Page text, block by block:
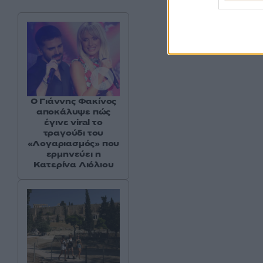
Ο Γιάννης Φακίνος
αποκάλυψε πώς
έγινε viral το
τραγούδι του
«Λογαριασμός» που
ερμηνεύει η
Κατερίνα Λιόλιου